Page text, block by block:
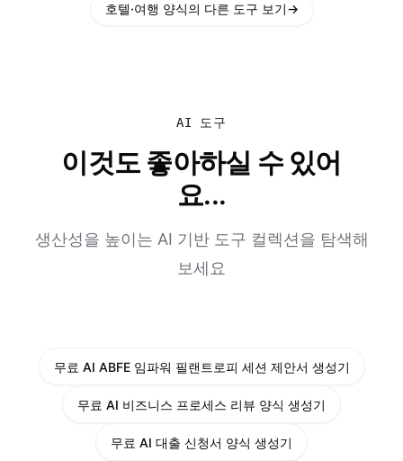
호텔·여행 양식의 다른 도구 보기→
AI 도구
이것도 좋아하실 수 있어
요...
생산성을 높이는 AI 기반 도구 컬렉션을 탐색해
보세요
무료 AI ABFE 임파워 필랜트로피 세션 제안서 생성기
무료 AI 비즈니스 프로세스 리뷰 양식 생성기
무료 AI 대출 신청서 양식 생성기